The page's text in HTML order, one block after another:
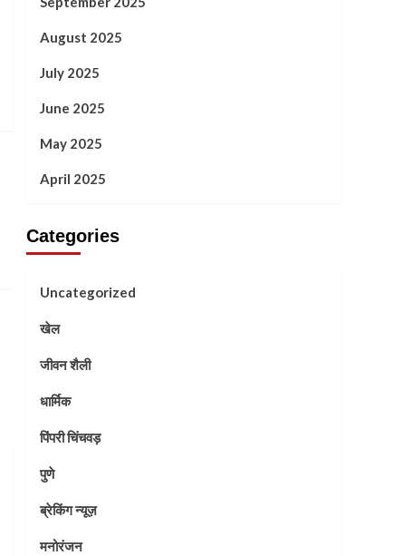
August 2025
July 2025
June 2025
May 2025
April 2025
Categories
Uncategorized
खेल
जीवन शैली
धार्मिक
पिंपरी चिंचवड़
पुणे
ब्रेकिंग न्यूज़
मनोरंजन